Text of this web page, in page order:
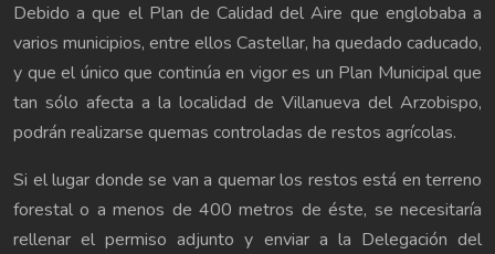
Debido a que el Plan de Calidad del Aire que englobaba a
varios municipios, entre ellos Castellar, ha quedado caducado,
y que el único que continúa en vigor es un Plan Municipal que
tan sólo afecta a la localidad de Villanueva del Arzobispo,
podrán realizarse quemas controladas de restos agrícolas.
Si el lugar donde se van a quemar los restos está en terreno
forestal o a menos de 400 metros de éste, se necesitaría
rellenar el permiso adjunto y enviar a la Delegación del